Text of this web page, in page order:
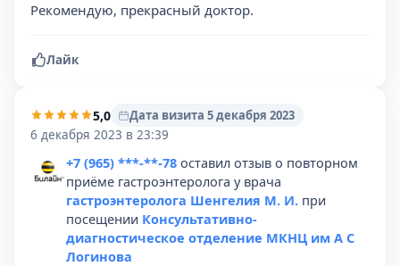
Рекомендую, прекрасный доктор.
Лайк
5,0
Дата визита 5 декабря 2023
6 декабря 2023 в 23:39
+7 (965) ***-**-78 оставил отзыв о повторном
приёме гастроэнтеролога у врача
гастроэнтеролога Шенгелия М. И. при
посещении Консультативно-
диагностическое отделение МКНЦ им А С
Логинова